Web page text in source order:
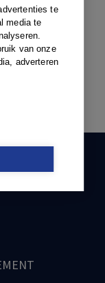
te
media te
van onze
adverteren
gefixeerde